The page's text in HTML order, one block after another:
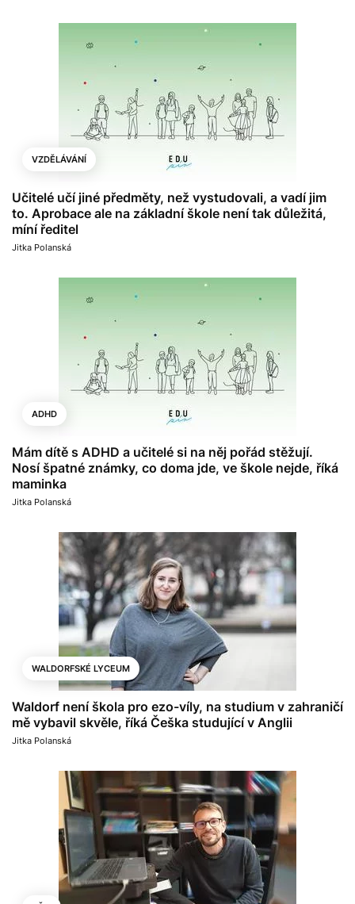
VZDĚLÁVÁNÍ
Učitelé učí jiné předměty, než vystudovali, a vadí jim
to. Aprobace ale na základní škole není tak důležitá,
míní ředitel
Jitka Polanská
ADHD
Mám dítě s ADHD a učitelé si na něj pořád stěžují.
Nosí špatné známky, co doma jde, ve škole nejde, říká
maminka
Jitka Polanská
WALDORFSKÉ LYCEUM
Waldorf není škola pro ezo-víly, na studium v zahraničí
mě vybavil skvěle, říká Češka studující v Anglii
Jitka Polanská